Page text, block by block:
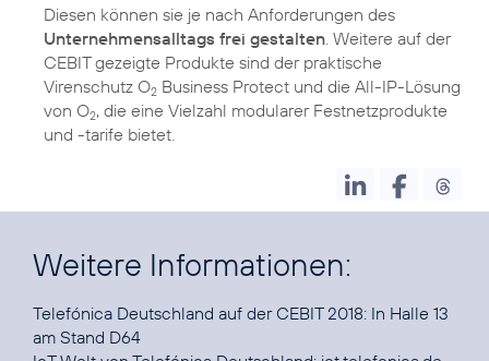
Diesen können sie je nach Anforderungen des
Unternehmensalltags frei gestalten. Weitere auf der
CEBIT gezeigte Produkte sind der praktische
Virenschutz O2 Business Protect und die All-IP-Lösung
von O2, die eine Vielzahl modularer Festnetzprodukte
und -tarife bietet.
Weitere Informationen:
Telefónica Deutschland auf der CEBIT 2018: In Halle 13
am Stand D64